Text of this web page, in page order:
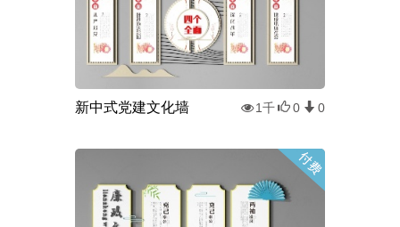
新中式党建文化墙 1千 0 0